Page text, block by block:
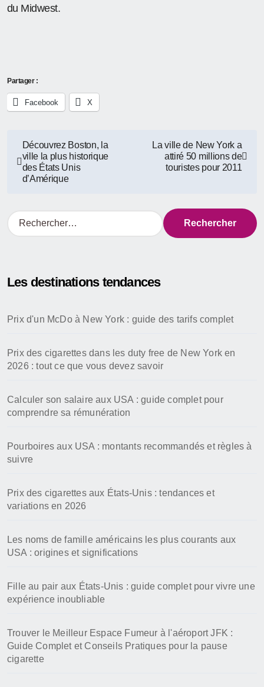
du Midwest.
Partager :
Facebook X
Navigation
de
Découvrez Boston, la
ville la plus historique
des États Unis
d’Amérique
La ville de New York a
attiré 50 millions de
touristes pour 2011
R
e
r
e
:
Les destinations tendances
Prix d'un McDo à New York : guide des tarifs complet
Prix des cigarettes dans les duty free de New York en
2026 : tout ce que vous devez savoir
Calculer son salaire aux USA : guide complet pour
comprendre sa rémunération
Pourboires aux USA : montants recommandés et règles à
suivre
Prix des cigarettes aux États-Unis : tendances et
variations en 2026
Les noms de famille américains les plus courants aux
USA : origines et significations
Fille au pair aux États-Unis : guide complet pour vivre une
expérience inoubliable
Trouver le Meilleur Espace Fumeur à l'aéroport JFK :
Guide Complet et Conseils Pratiques pour la pause
cigarette